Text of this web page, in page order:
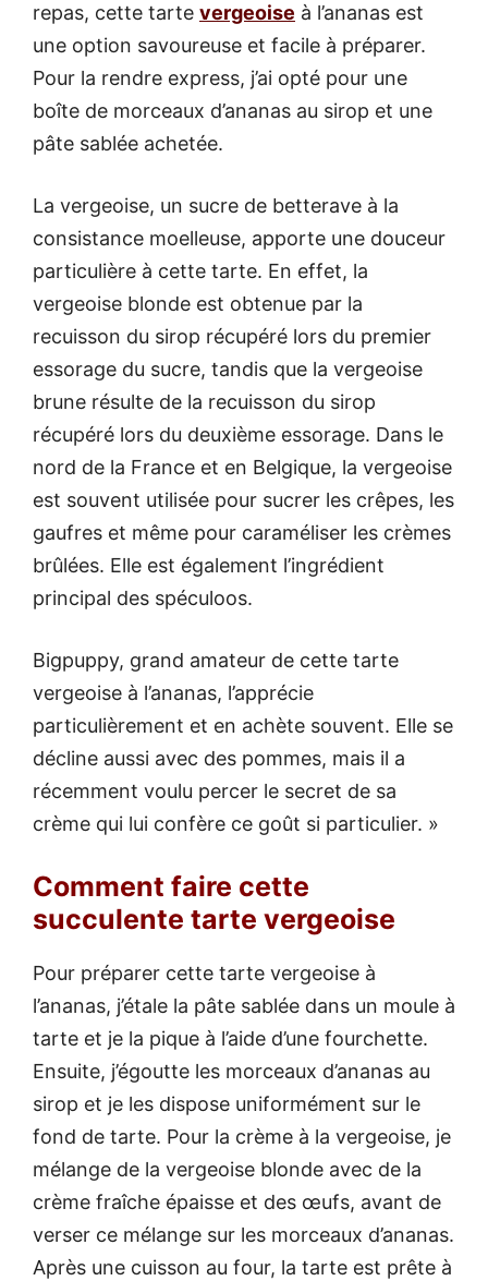
repas, cette tarte vergeoise à l’ananas est
une option savoureuse et facile à préparer.
Pour la rendre express, j’ai opté pour une
boîte de morceaux d’ananas au sirop et une
pâte sablée achetée.
La vergeoise, un sucre de betterave à la
consistance moelleuse, apporte une douceur
particulière à cette tarte. En effet, la
vergeoise blonde est obtenue par la
recuisson du sirop récupéré lors du premier
essorage du sucre, tandis que la vergeoise
brune résulte de la recuisson du sirop
récupéré lors du deuxième essorage. Dans le
nord de la France et en Belgique, la vergeoise
est souvent utilisée pour sucrer les crêpes, les
gaufres et même pour caraméliser les crèmes
brûlées. Elle est également l’ingrédient
principal des spéculoos.
Bigpuppy, grand amateur de cette tarte
vergeoise à l’ananas, l’apprécie
particulièrement et en achète souvent. Elle se
décline aussi avec des pommes, mais il a
récemment voulu percer le secret de sa
crème qui lui confère ce goût si particulier. »
Comment faire cette
succulente tarte vergeoise
Pour préparer cette tarte vergeoise à
l’ananas, j’étale la pâte sablée dans un moule à
tarte et je la pique à l’aide d’une fourchette.
Ensuite, j’égoutte les morceaux d’ananas au
sirop et je les dispose uniformément sur le
fond de tarte. Pour la crème à la vergeoise, je
mélange de la vergeoise blonde avec de la
crème fraîche épaisse et des œufs, avant de
verser ce mélange sur les morceaux d’ananas.
Après une cuisson au four, la tarte est prête à